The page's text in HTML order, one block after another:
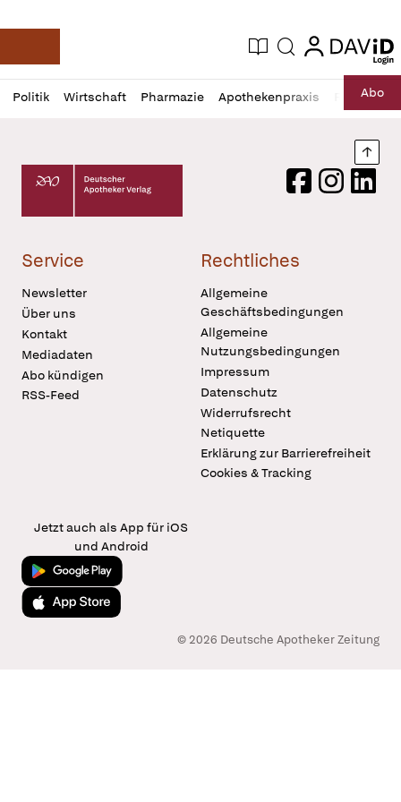
Deutsche Apotheker Zeitung
Aktuelle Ausgabe
Suche login
login
Politik Wirtschaft Pharmazie Apothekenpraxis RechtAbo
Profil
öffnen
Daz
Pur
Deutscher Apotheker Verlag Logo
FacebookInstagram
Service
Newsletter
Über uns
Kontakt
Mediadaten
Abo kündigen
RSS-Feed
Rechtliches
Allgemeine
Geschäftsbedingungen
Allgemeine
Nutzungsbedingungen
Impressum
Datenschutz
Widerrufsrecht
Netiquette
Erklärung zur Barrierefreiheit
Cookies & Tracking
Jetzt auch als App für iOS
und Android
Jetzt bei Google Play
Laden im App Store
© 2026 Deutsche Apotheker Zeitung